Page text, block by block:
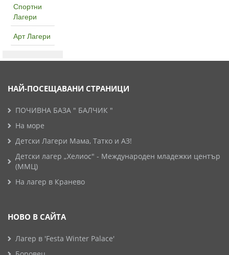
Спортни
Лагери
Арт Лагери
НАЙ-ПОСЕЩАВАНИ СТРАНИЦИ
ПОЧИВНА БАЗА " БАЛЧИК "
На море
Детски Лагери Мама, Татко и АЗ!
Детски лагер „Хелиос" - Международен младежки център
(ММЦ)
На лагер в Кранево
НОВО В САЙТА
Лагер в 'Festa Winter Palace'